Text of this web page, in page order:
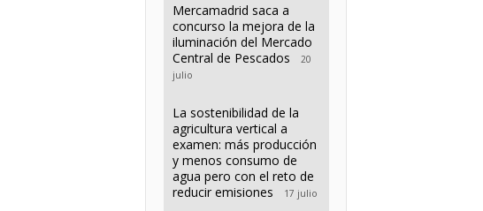
Mercamadrid saca a
concurso la mejora de la
iluminación del Mercado
Central de Pescados
20
julio
La sostenibilidad de la
agricultura vertical a
examen: más producción
y menos consumo de
agua pero con el reto de
reducir emisiones
17 julio